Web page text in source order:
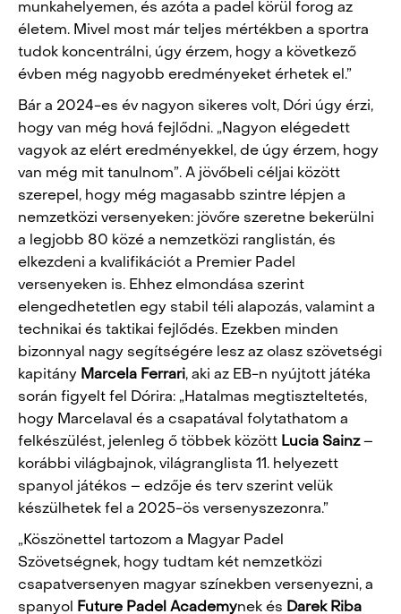
munkahelyemen, és azóta a padel körül forog az
életem. Mivel most már teljes mértékben a sportra
tudok koncentrálni, úgy érzem, hogy a következő
évben még nagyobb eredményeket érhetek el.”
Bár a 2024-es év nagyon sikeres volt, Dóri úgy érzi,
hogy van még hová fejlődni. „Nagyon elégedett
vagyok az elért eredményekkel, de úgy érzem, hogy
van még mit tanulnom”. A jövőbeli céljai között
szerepel, hogy még magasabb szintre lépjen a
nemzetközi versenyeken: jövőre szeretne bekerülni
a legjobb 80 közé a nemzetközi ranglistán, és
elkezdeni a kvalifikációt a Premier Padel
versenyeken is. Ehhez elmondása szerint
elengedhetetlen egy stabil téli alapozás, valamint a
technikai és taktikai fejlődés. Ezekben minden
bizonnyal nagy segítségére lesz az olasz szövetségi
kapitány Marcela Ferrari, aki az EB-n nyújtott játéka
során figyelt fel Dórira: „Hatalmas megtiszteltetés,
hogy Marcelaval és a csapatával folytathatom a
felkészülést, jelenleg ő többek között Lucia Sainz–
korábbi világbajnok, világranglista 11. helyezett
spanyol játékos – edzője és terv szerint velük
készülhetek fel a 2025-ös versenyszezonra.”
„Köszönettel tartozom a Magyar Padel
Szövetségnek, hogy tudtam két nemzetközi
csapatversenyen magyar színekben versenyezni, a
spanyol
Future Padel Academynek és Darek Riba